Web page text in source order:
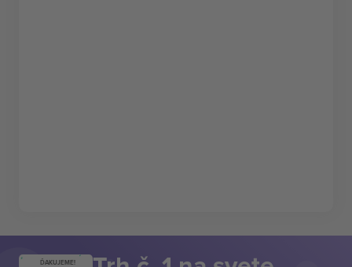
ĎAKUJEME!